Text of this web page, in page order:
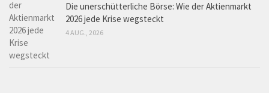
Die unerschütterliche Börse: Wie der Aktienmarkt
2026 jede Krise wegsteckt
4 AUG., 2026